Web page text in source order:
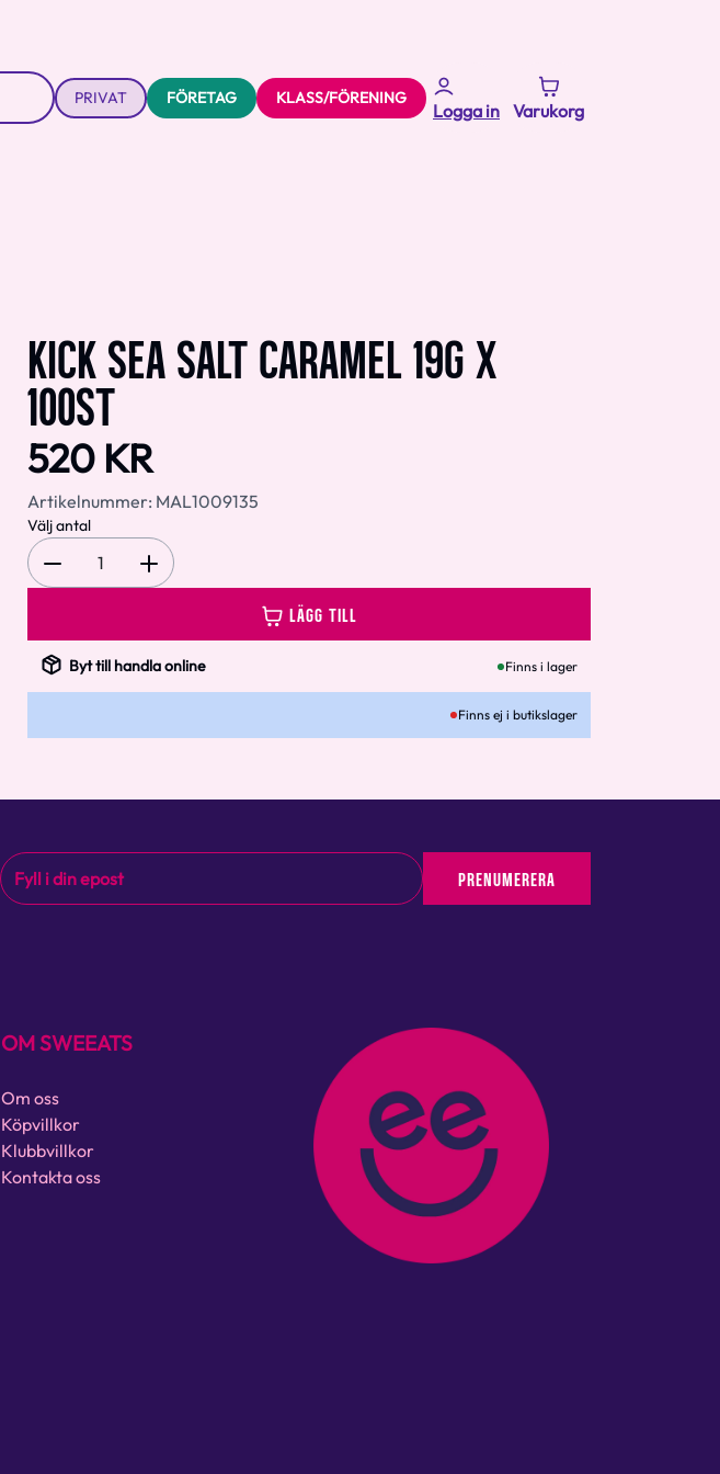
PRIVAT FÖRETAG KLASS/FÖRENING
Logga in Varukorg
KICK SEA SALT CARAMEL 19G X
100ST
520 KR
Artikelnummer: MAL1009135
Välj antal
1
LÄGG TILL
Byt till handla online Finns i lager
Finns ej i butikslager
PRENUMERERA
OM SWEEATS
Om oss
Köpvillkor
Klubbvillkor
Kontakta oss